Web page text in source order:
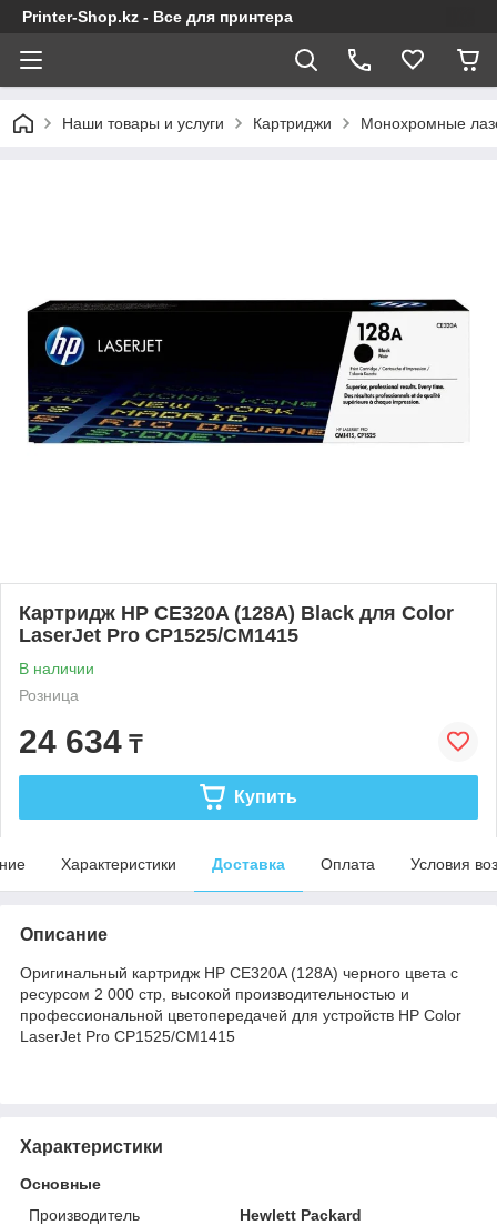
Printer-Shop.kz - Все для принтера
Наши товары и услуги Картриджи Монохромные
Картридж HP CE320A (128A) Black для Color
LaserJet Pro CP1525/CM1415
В наличии
Розница
24 634 ₸
Купить
Характеристики Доставка Оплата Условия
Описание
Оригинальный картридж HP CE320A (128A) черного цвета с
ресурсом 2 000 стр, высокой производительностью и
профессиональной цветопередачей для устройств HP Color
LaserJet Pro CP1525/CM1415
Характеристики
Основные
Производитель
Hewlett Packard